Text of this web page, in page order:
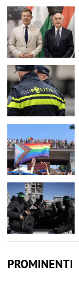
PROMINENTI